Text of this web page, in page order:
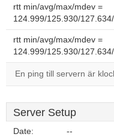
rtt min/avg/max/mdev =
124.999/125.930/
rtt min/avg/max/mdev =
124.999/125.930/
En ping till servern är
Server Setup
Date: --